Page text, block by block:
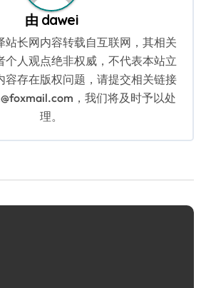
由 dawei
站长网内容转载自互联网，其相关
个人观点绝非权威，不代表本站立
容存在版权问题，请提交相关链接
，我们将及时予以处
理。